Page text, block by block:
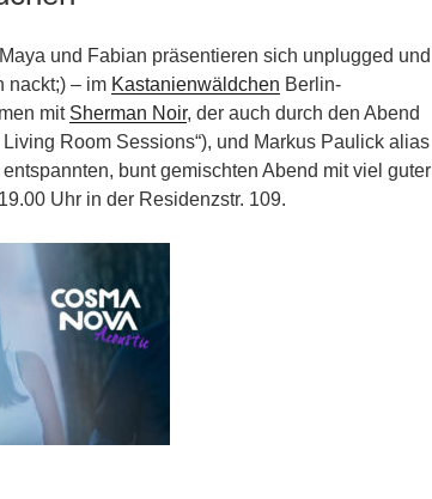
und Fabian präsentieren sich unplugged und
nackt;) – im Kastanienwäldchen Berlin-
mit Sherman Noir, der auch durch den Abend
Living Room Sessions“), und Markus Paulick alias
bunt gemischten Abend mit viel guter
Uhr in der Residenzstr. 109.